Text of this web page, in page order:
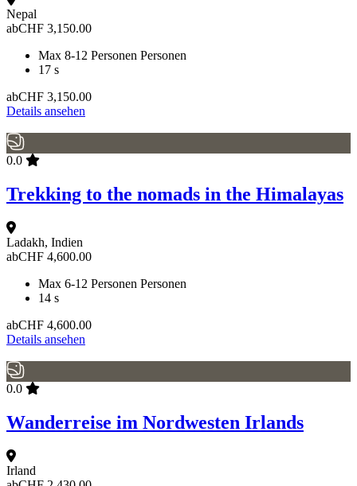
Nepal
abCHF 3,150.00
Max 8-12 Personen Personen
17 s
abCHF 3,150.00
Details ansehen
0.0
Trekking to the nomads in the Himalayas
Ladakh, Indien
abCHF 4,600.00
Max 6-12 Personen Personen
14 s
abCHF 4,600.00
Details ansehen
0.0
Wanderreise im Nordwesten Irlands
Irland